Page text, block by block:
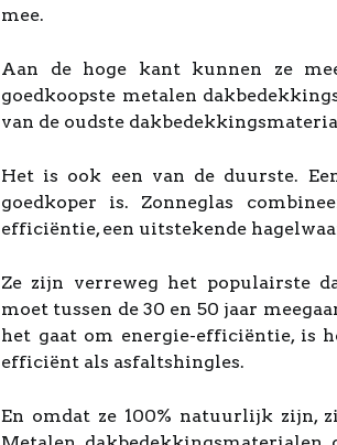
mee.
Aan de hoge kant kunnen ze
goedkoopste metalen
van de oudste
Het is ook een van de duurste.
goedkoper is. Zonneglas
efficiëntie, een uitstekende
Ze zijn verreweg het populairste
moet tussen de 30 en 50 jaar
het gaat om energie-efficiëntie, is
efficiënt als asfaltshingles.
En omdat ze 100% natuurlijk zijn,